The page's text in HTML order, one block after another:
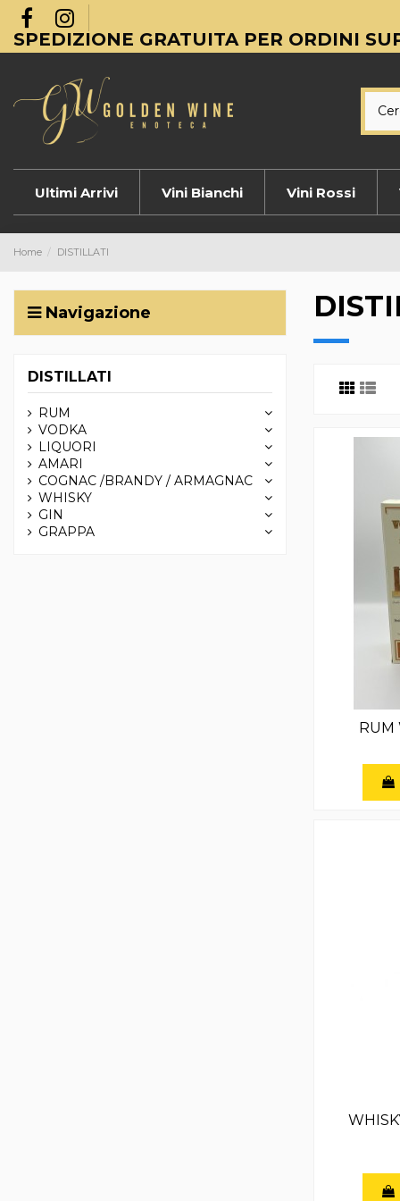
SPEDIZIONE GRATUITA PER ORDINI
Ultimi Arrivi Vini Bianchi Vini Rossi
Home DISTILLATI
RUM
Navigazione
DISTILLATI
RUM
VODKA
LIQUORI
AMARI
COGNAC /BRANDY / ARMAGNAC
WHISKY
GIN
GRAPPA